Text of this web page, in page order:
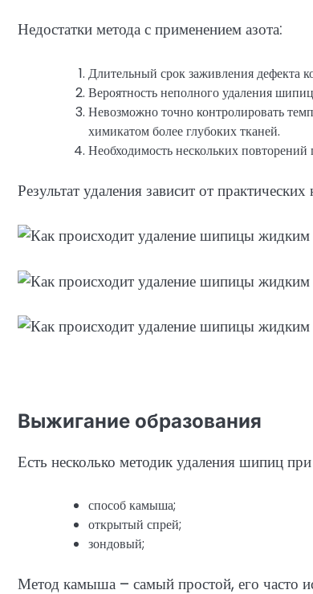
Недостатки метода с применением азота:
Длительный срок заживления дефекта
Вероятность неполного удаления
Невозможно точно контролировать
химикатом более глубоких тканей.
Необходимость нескольких повторений
Результат удаления зависит от
Выжигание образования
Есть несколько методик удаления шипиц
способ камыша;
открытый спрей;
зондовый;
Метод камыша – самый простой, его часто